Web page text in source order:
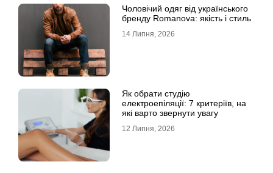
Чоловічий одяг від українського
бренду Romanova: якість і стиль
14 Липня, 2026
Як обрати студію
електроепіляції: 7 критеріїв, на
які варто звернути увагу
12 Липня, 2026